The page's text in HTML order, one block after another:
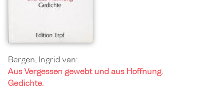
Bergen, Ingrid van:
Aus Vergessen gewebt und aus Hoffnung.
Gedichte.